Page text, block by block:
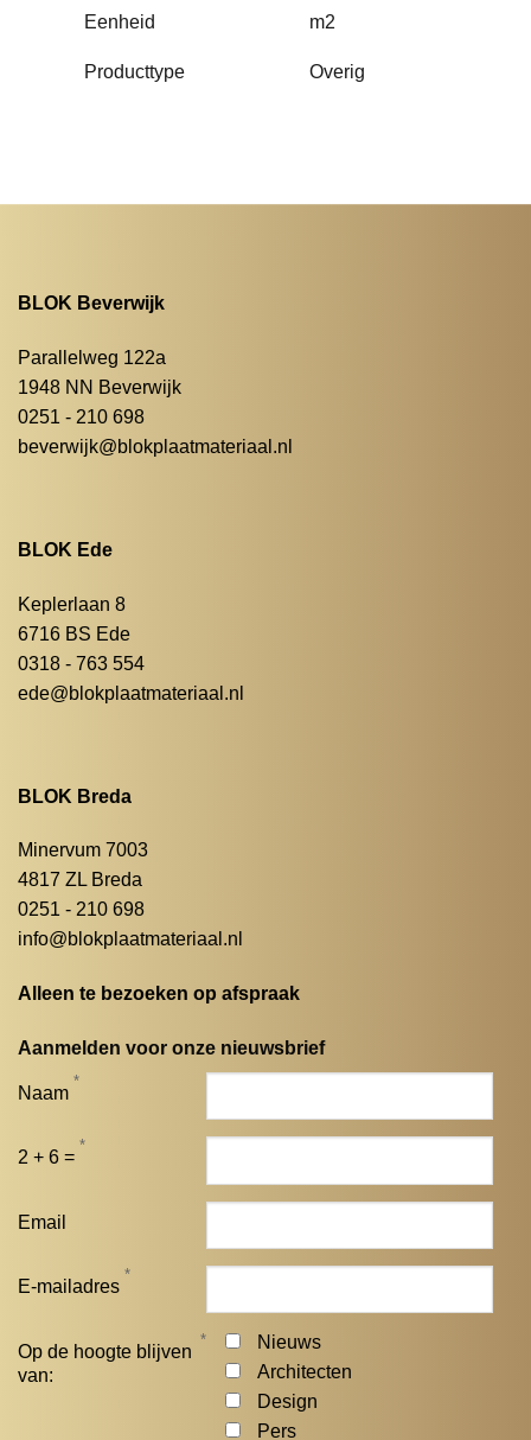
Eenheid m2
Producttype Overig
BLOK Beverwijk
Parallelweg 122a
1948 NN Beverwijk
0251 - 210 698
beverwijk@blokplaatmateriaal.nl
BLOK Ede
Keplerlaan 8
6716 BS Ede
0318 - 763 554
ede@blokplaatmateriaal.nl
BLOK Breda
Minervum 7003
4817 ZL Breda
0251 - 210 698
info@blokplaatmateriaal.nl
Alleen te bezoeken op afspraak
Aanmelden voor onze nieuwsbrief
Naam
*
2 + 6 =
*
Email
E-mailadres
*
Op de hoogte blijven
van:
*
Nieuws
Architecten
Design
Pers